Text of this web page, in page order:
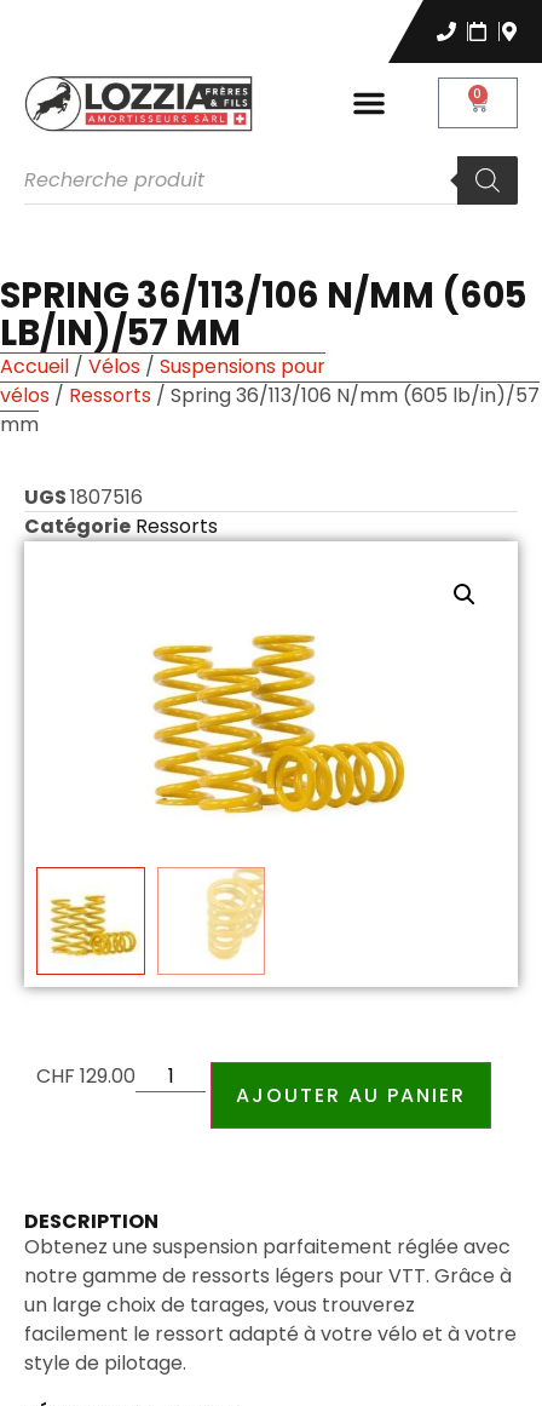
0
SPRING 36/113/106 N/MM (605
LB/IN)/57 MM
Accueil / Vélos / Suspensions pour
vélos / Ressorts / Spring 36/113/106 N/mm (605 lb/in)/57
mm
UGS1807516
Catégorie Ressorts
CHF 129.00
AJOUTER AU PANIER
DESCRIPTION
Obtenez une suspension parfaitement réglée avec
notre gamme de ressorts légers pour VTT. Grâce à
un large choix de tarages, vous trouverez
facilement le ressort adapté à votre vélo et à votre
style de pilotage.